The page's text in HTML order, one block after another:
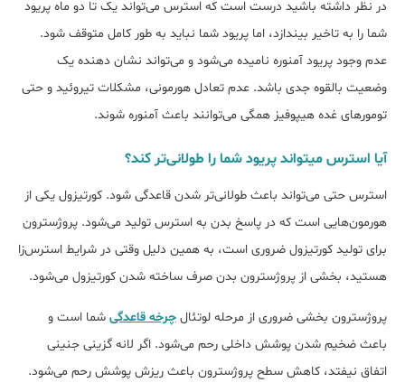
در نظر داشته باشید درست است که استرس می‌تواند یک تا دو ماه پریود
شما را به تاخیر بیندازد، اما پریود شما نباید به طور کامل متوقف شود.
عدم وجود پریود آمنوره نامیده می‌شود و می‌تواند نشان دهنده یک
وضعیت بالقوه جدی باشد. عدم تعادل هورمونی، مشکلات تیروئید و حتی
تومورهای غده هیپوفیز همگی می‌توانند باعث آمنوره شوند.
آیا استرس می‎تواند پریود شما را طولانی‎‌تر کند؟
استرس حتی می‌تواند باعث طولانی‌تر شدن قاعدگی شود. کورتیزول یکی از
هورمون‌هایی است که در پاسخ بدن به استرس تولید می‌شود. پروژسترون
برای تولید کورتیزول ضروری است، به همین دلیل وقتی در شرایط استرس‌زا
هستید، بخشی از پروژسترون بدن صرف ساخته شدن کورتیزول می‌شود.
پروژسترون بخشی ضروری از مرحله لوتئال چرخه قاعدگی شما است و
باعث ضخیم شدن پوشش داخلی رحم می‌شود. اگر لانه گزینی جنینی
اتفاق نیفتد، کاهش سطح پروژسترون باعث ریزش پوشش رحم می‎‌شود.